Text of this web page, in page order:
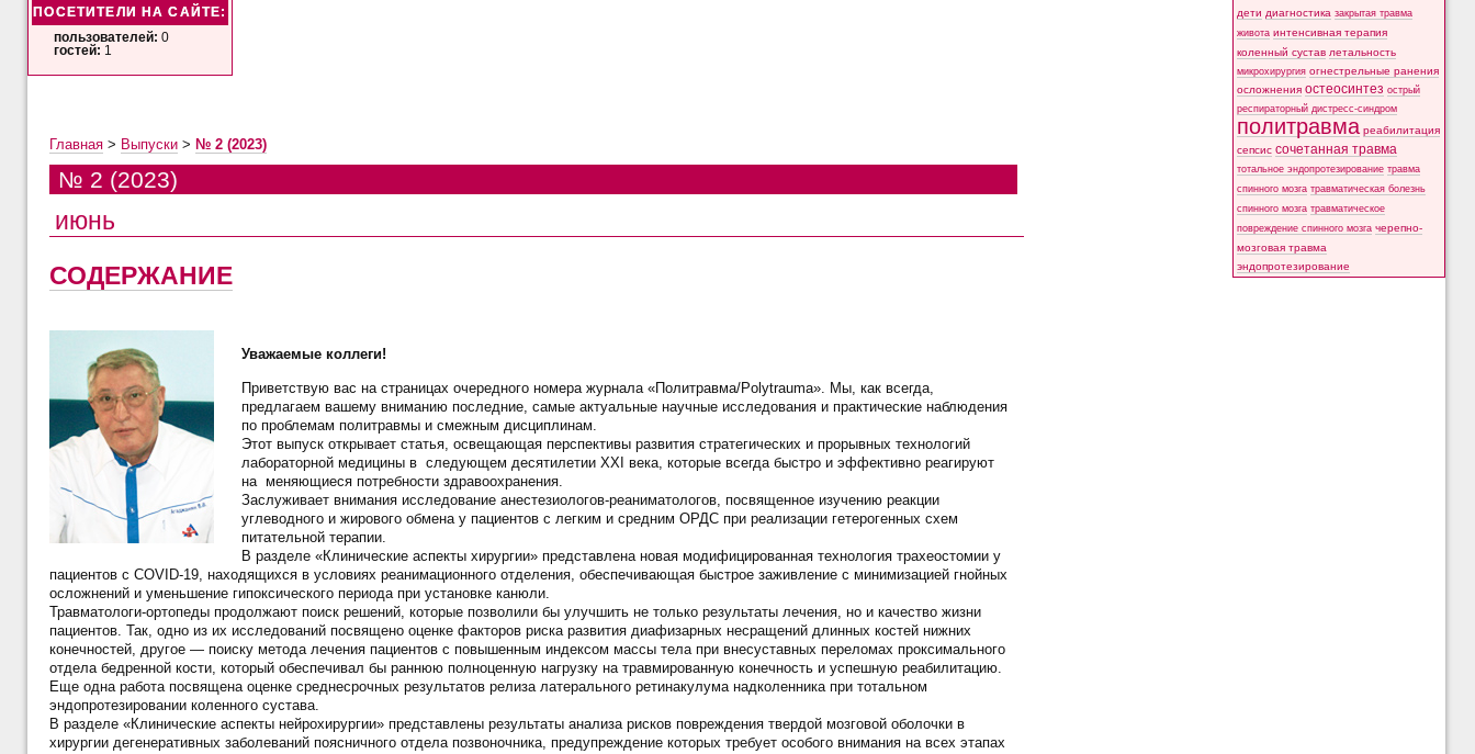
ПОСЕТИТЕЛИ НА САЙТЕ:
пользователей: 0
гостей: 1
дети диагностика закрытая травма
живота интенсивная терапия
коленный сустав летальность
микрохирургия огнестрельные ранения
осложнения остеосинтез острый
респираторный дистресс-синдром
политравма реабилитация
сепсис сочетанная травма
тотальное эндопротезирование травма
спинного мозга травматическая болезнь
спинного мозга травматическое
повреждение спинного мозга черепно-
мозговая травма
эндопротезирование
Главная> Выпуски> № 2 (2023)
№ 2 (2023)
июнь
СОДЕРЖАНИЕ
Уважаемые коллеги!
Приветствую вас на страницах очередного номера журнала «Политравма/Polytrauma». Мы, как всегда,
предлагаем вашему вниманию последние, самые актуальные научные исследования и практические наблюдения
по проблемам политравмы и смежным дисциплинам.
Этот выпуск открывает статья, освещающая перспективы развития стратегических и прорывных технологий
лабораторной медицины в следующем десятилетии XXI века, которые всегда быстро и эффективно реагируют
на меняющиеся потребности здравоохранения.
Заслуживает внимания исследование анестезиологов-реаниматологов, посвященное изучению реакции
углеводного и жирового обмена у пациентов с легким и средним ОРДС при реализации гетерогенных схем
питательной терапии.
В разделе «Клинические аспекты хирургии» представлена новая модифицированная технология трахеостомии у
пациентов с COVID-19, находящихся в условиях реанимационного отделения, обеспечивающая быстрое заживление с минимизацией гнойных
осложнений и уменьшение гипоксического периода при установке канюли.
Травматологи-ортопеды продолжают поиск решений, которые позволили бы улучшить не только результаты лечения, но и качество жизни
пациентов. Так, одно из их исследований посвящено оценке факторов риска развития диафизарных несращений длинных костей нижних
конечностей, другое — поиску метода лечения пациентов с повышенным индексом массы тела при внесуставных переломах проксимального
отдела бедренной кости, который обеспечивал бы раннюю полноценную нагрузку на травмированную конечность и успешную реабилитацию.
Еще одна работа посвящена оценке среднесрочных результатов релиза латерального ретинакулума надколенника при тотальном
эндопротезировании коленного сустава.
В разделе «Клинические аспекты нейрохирургии» представлены результаты анализа рисков повреждения твердой мозговой оболочки в
хирургии дегенеративных заболеваний поясничного отдела позвоночника, предупреждение которых требует особого внимания на всех этапах